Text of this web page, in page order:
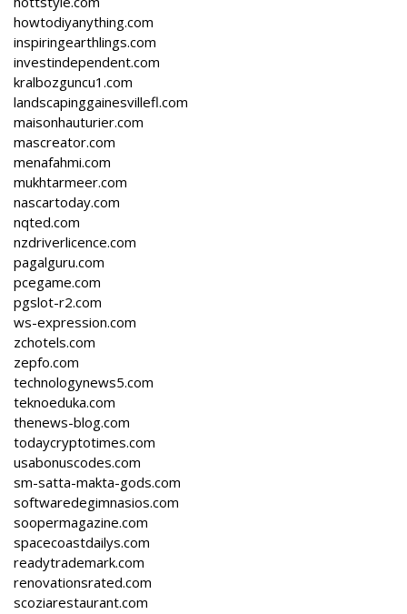
howtodiyanything.com
inspiringearthlings.com
investindependent.com
kralbozguncu1.com
landscapinggainesvillefl.com
maisonhauturier.com
mascreator.com
menafahmi.com
mukhtarmeer.com
nascartoday.com
nqted.com
nzdriverlicence.com
pagalguru.com
pcegame.com
pgslot-r2.com
ws-expression.com
zchotels.com
zepfo.com
technologynews5.com
teknoeduka.com
thenews-blog.com
todaycryptotimes.com
usabonuscodes.com
sm-satta-makta-gods.com
softwaredegimnasios.com
soopermagazine.com
spacecoastdailys.com
readytrademark.com
renovationsrated.com
scoziarestaurant.com